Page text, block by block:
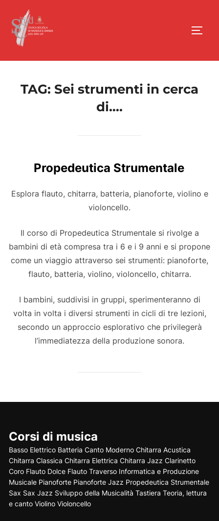
contenuto
TAG: Sei strumenti in cerca
di….
Propedeutica Strumentale
Esplora flauto, chitarra, batteria, pianoforte, violino e
violoncello.
Il corso di Propedeutica Strumentale si rivolge a
bambini di età compresa tra i 6 e i 9 anni e si propone
come un viaggio attraverso sei strumenti: pianoforte,
flauto, batteria, violino, violoncello, chitarra.
I bambini, suddivisi in gruppi, sperimenteranno di
volta in volta i diversi strumenti in cicli di tre lezioni,
secondo un approccio esplorativo che privilegerà
l’immediatezza della produzione sonora.
Corsi di musica
Basso Elettrico Batteria Canto Moderno Chitarra Acustica
Chitarra Classica Chitarra Elettrica Chitarra Jazz Clarinetto
Coro Flauto Dolce Flauto Traverso Informatica e Produzione
Musicale Pianoforte Pianoforte Jazz Propedeutica Strumentale
Sax Sax Jazz Sviluppo della Musicalità Tastiera Teoria, lettura
e canto Violino Violoncello